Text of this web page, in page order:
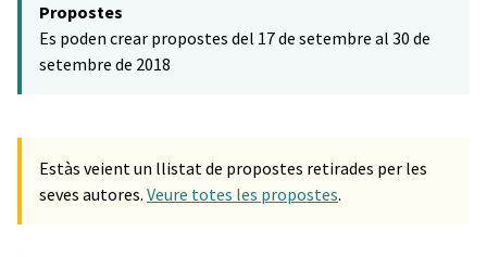
−
Propostes
Es poden crear propostes del 17 de setembre al 30 de
setembre de 2018
Estàs veient un llistat de propostes retirades per les
seves autores. Veure totes les propostes.